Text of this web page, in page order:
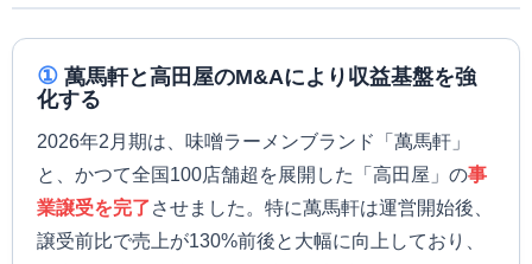
① 萬馬軒と高田屋のM&Aにより収益基盤を強
化する
2026年2月期は、味噌ラーメンブランド「萬馬軒」
と、かつて全国100店舗超を展開した「高田屋」の事
業譲受を完了させました。特に萬馬軒は運営開始後、
譲受前比で売上が130%前後と大幅に向上しており、